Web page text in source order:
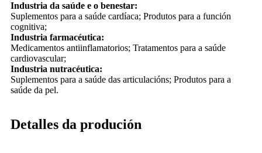
Industria da saúde e o benestar:
Suplementos para a saúde cardíaca; Produtos para a función
cognitiva;
Industria farmacéutica:
Medicamentos antiinflamatorios; Tratamentos para a saúde
cardiovascular;
Industria nutracéutica:
Suplementos para a saúde das articulacións; Produtos para a
saúde da pel.
Detalles da produción